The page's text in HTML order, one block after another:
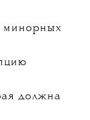
минорных
должна